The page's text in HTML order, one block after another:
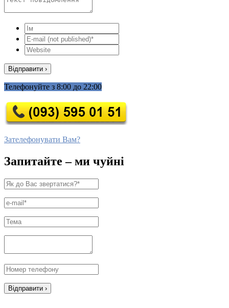
Телефонуйте з 8:00 до 22:00
Зателефонувати Вам?
Запитайте – ми чуйні